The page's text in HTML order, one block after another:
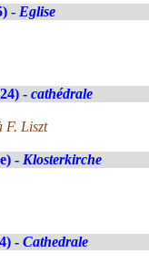
- Eglise
- cathédrale
F. Liszt
- Klosterkirche
- Cathedrale